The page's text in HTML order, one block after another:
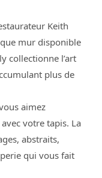
Keith
mur disponible
collectionne l’art
plus de
aimez
votre tapis. La
abstraits,
qui vous fait